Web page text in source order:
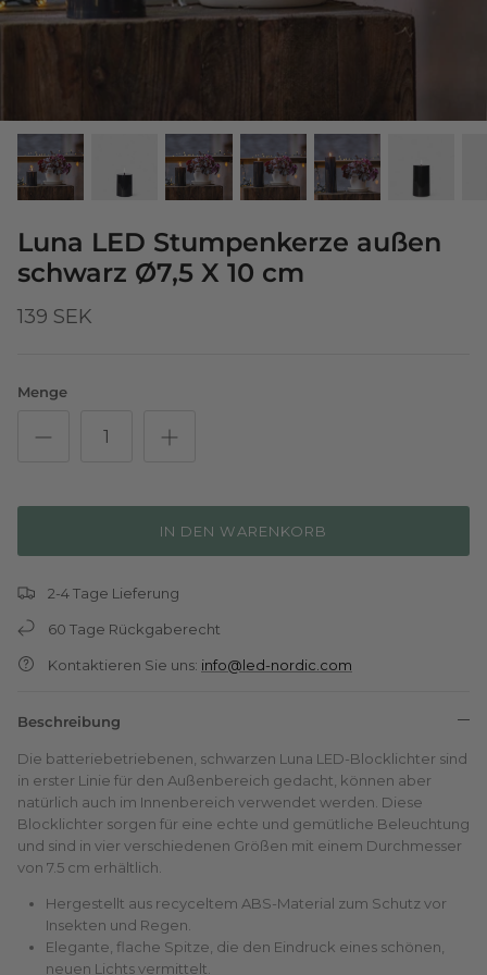
Luna LED Stumpenkerze außen
schwarz Ø7,5 X 10 cm
139 SEK
Menge
IN DEN WARENKORB
2-4 Tage Lieferung
60 Tage Rückgaberecht
Kontaktieren Sie uns: info@led-nordic.com
Beschreibung
Die batteriebetriebenen, schwarzen Luna LED-Blocklichter sind
in erster Linie für den Außenbereich gedacht, können aber
natürlich auch im Innenbereich verwendet werden. Diese
Blocklichter sorgen für eine echte und gemütliche Beleuchtung
und sind in vier verschiedenen Größen mit einem Durchmesser
von 7.5 cm erhältlich.
Hergestellt aus recyceltem ABS-Material zum Schutz vor
Insekten und Regen.
Elegante, flache Spitze, die den Eindruck eines schönen,
neuen Lichts vermittelt.